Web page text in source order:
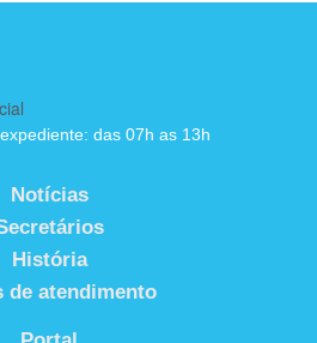
das 07h as 13h
Notícias
História
de atendimento